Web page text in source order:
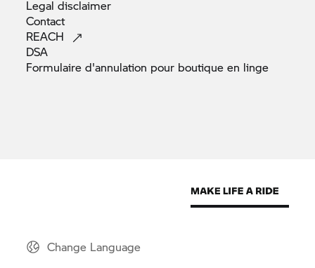
Legaldisclaimer
Contact
REACH
DSA
Formulaire d'annulation pour boutique en linge
Change Language